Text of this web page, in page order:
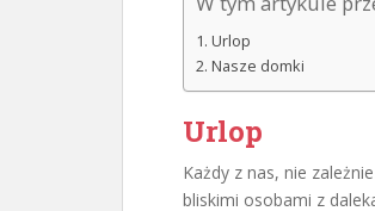
Urlop
Nasze domki
Urlop
Każdy z nas, nie
bliskimi osobami z